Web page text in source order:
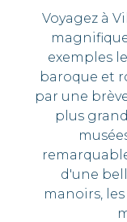
Voyagez à
exemples
baroque et
par une
plus
d'une
manoirs,